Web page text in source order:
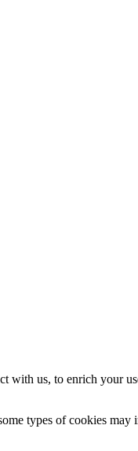
with us, to enrich your
types of cookies may